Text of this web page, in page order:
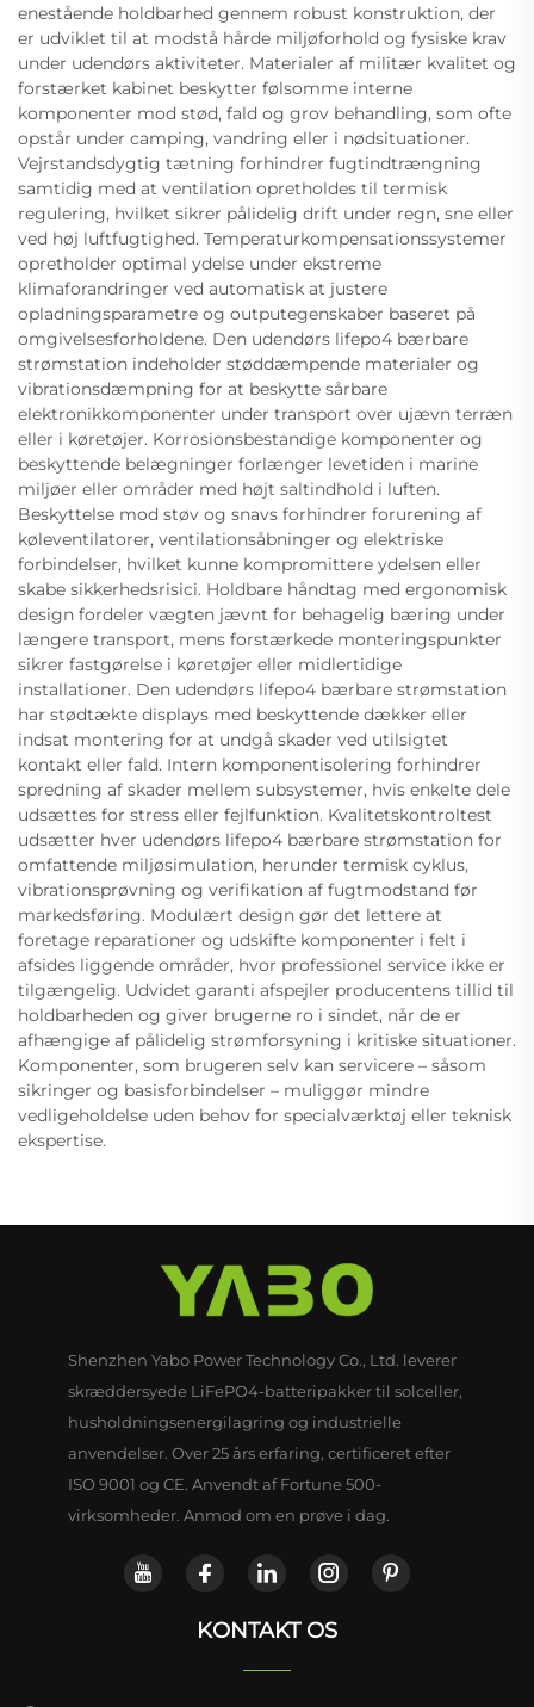
enestående holdbarhed gennem robust konstruktion, der
er udviklet til at modstå hårde miljøforhold og fysiske krav
under udendørs aktiviteter. Materialer af militær kvalitet og
forstærket kabinet beskytter følsomme interne
komponenter mod stød, fald og grov behandling, som ofte
opstår under camping, vandring eller i nødsituationer.
Vejrstandsdygtig tætning forhindrer fugtindtrængning
samtidig med at ventilation opretholdes til termisk
regulering, hvilket sikrer pålidelig drift under regn, sne eller
ved høj luftfugtighed. Temperaturkompensationssystemer
opretholder optimal ydelse under ekstreme
klimaforandringer ved automatisk at justere
opladningsparametre og outputegenskaber baseret på
omgivelsesforholdene. Den udendørs lifepo4 bærbare
strømstation indeholder støddæmpende materialer og
vibrationsdæmpning for at beskytte sårbare
elektronikkomponenter under transport over ujævn terræn
eller i køretøjer. Korrosionsbestandige komponenter og
beskyttende belægninger forlænger levetiden i marine
miljøer eller områder med højt saltindhold i luften.
Beskyttelse mod støv og snavs forhindrer forurening af
køleventilatorer, ventilationsåbninger og elektriske
forbindelser, hvilket kunne kompromittere ydelsen eller
skabe sikkerhedsrisici. Holdbare håndtag med ergonomisk
design fordeler vægten jævnt for behagelig bæring under
længere transport, mens forstærkede monteringspunkter
sikrer fastgørelse i køretøjer eller midlertidige
installationer. Den udendørs lifepo4 bærbare strømstation
har stødtækte displays med beskyttende dækker eller
indsat montering for at undgå skader ved utilsigtet
kontakt eller fald. Intern komponentisolering forhindrer
spredning af skader mellem subsystemer, hvis enkelte dele
udsættes for stress eller fejlfunktion. Kvalitetskontroltest
udsætter hver udendørs lifepo4 bærbare strømstation for
omfattende miljøsimulation, herunder termisk cyklus,
vibrationsprøvning og verifikation af fugtmodstand før
markedsføring. Modulært design gør det lettere at
foretage reparationer og udskifte komponenter i felt i
afsides liggende områder, hvor professionel service ikke er
tilgængelig. Udvidet garanti afspejler producentens tillid til
holdbarheden og giver brugerne ro i sindet, når de er
afhængige af pålidelig strømforsyning i kritiske situationer.
Komponenter, som brugeren selv kan servicere – såsom
sikringer og basisforbindelser – muliggør mindre
vedligeholdelse uden behov for specialværktøj eller teknisk
ekspertise.
Shenzhen Yabo Power Technology Co., Ltd. leverer
skræddersyede LiFePO4-batteripakker til solceller,
husholdningsenergilagring og industrielle
anvendelser. Over 25 års erfaring, certificeret efter
ISO 9001 og CE. Anvendt af Fortune 500-
virksomheder. Anmod om en prøve i dag.
KONTAKT OS